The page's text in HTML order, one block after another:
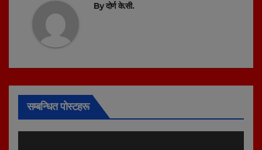
Byदोर्ण के.सी.
सम्बन्धित पोस्टहरू